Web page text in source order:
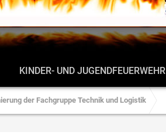
KINDER- UND JUGENDFEUERWEHR
der Fachgruppe Technik und Logistik